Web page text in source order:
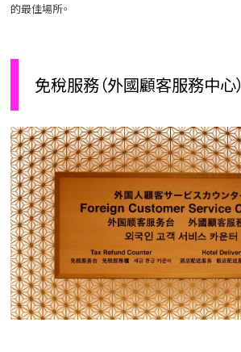
的最佳場所。
免稅服務（外國顧客服務中心）